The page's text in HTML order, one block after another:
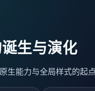
诞生与演化
生能力与全局样式的起